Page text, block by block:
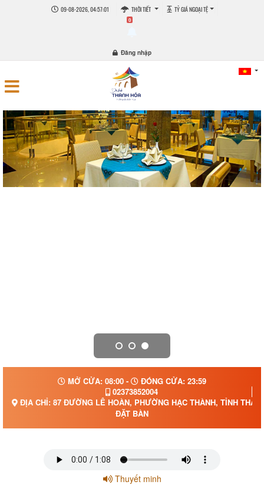
09-08-2026, 04:57:02 THỜI TIẾT TỶ GIÁ NGOẠI TỆ
0
Đăng nhập
MỞ CỬA: 08:00 -
ĐÓNG CỬA: 23:59
02373852004
ĐỊA CHỈ: 87 ĐƯỜNG LÊ HOÀN, PHƯỜNG HẠC THÀNH, TỈNH
ĐẶT BÀN
Thuyết minh